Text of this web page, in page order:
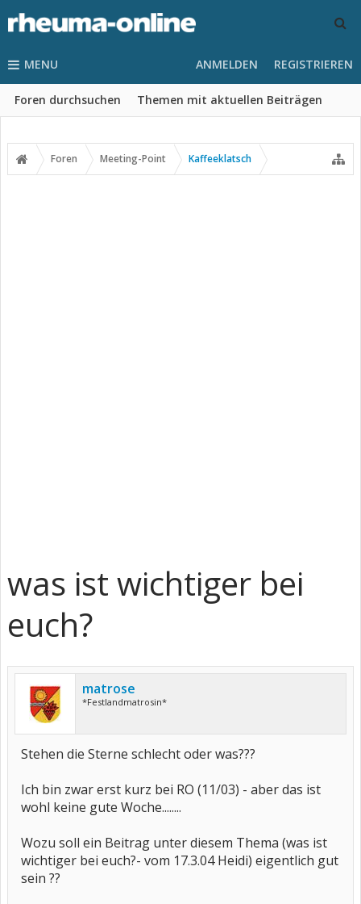
MENU
Foren durchsuchen Themen mit aktuellen Beiträgen
ANMELDEN REGISTRIEREN
Foren Meeting-Point Kaffeeklatsch
was ist wichtiger bei
euch?
matrose
*Festlandmatrosin*
Stehen die Sterne schlecht oder was???
Ich bin zwar erst kurz bei RO (11/03) - aber das ist
wohl keine gute Woche........
Wozu soll ein Beitrag unter diesem Thema (was ist
wichtiger bei euch?- vom 17.3.04 Heidi) eigentlich gut
sein ??